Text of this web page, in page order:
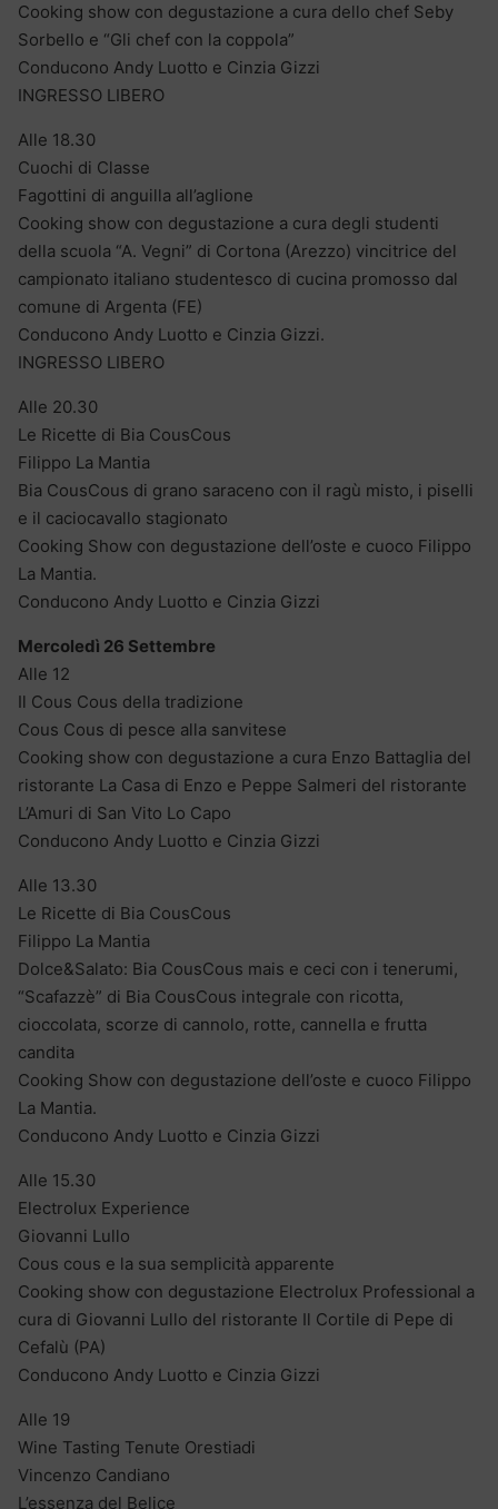
Cooking show con degustazione a cura dello chef Seby
Sorbello e “Gli chef con la coppola”
Conducono Andy Luotto e Cinzia Gizzi
INGRESSO LIBERO
Alle 18.30
Cuochi di Classe
Fagottini di anguilla all’aglione
Cooking show con degustazione a cura degli studenti
della scuola “A. Vegni” di Cortona (Arezzo) vincitrice del
campionato italiano studentesco di cucina promosso dal
comune di Argenta (FE)
Conducono Andy Luotto e Cinzia Gizzi.
INGRESSO LIBERO
Alle 20.30
Le Ricette di Bia CousCous
Filippo La Mantia
Bia CousCous di grano saraceno con il ragù misto, i piselli
e il caciocavallo stagionato
Cooking Show con degustazione dell’oste e cuoco Filippo
La Mantia.
Conducono Andy Luotto e Cinzia Gizzi
Mercoledì 26 Settembre
Alle 12
Il Cous Cous della tradizione
Cous Cous di pesce alla sanvitese
Cooking show con degustazione a cura Enzo Battaglia del
ristorante La Casa di Enzo e Peppe Salmeri del ristorante
L’Amuri di San Vito Lo Capo
Conducono Andy Luotto e Cinzia Gizzi
Alle 13.30
Le Ricette di Bia CousCous
Filippo La Mantia
Dolce&Salato: Bia CousCous mais e ceci con i tenerumi,
“Scafazzè” di Bia CousCous integrale con ricotta,
cioccolata, scorze di cannolo, rotte, cannella e frutta
candita
Cooking Show con degustazione dell’oste e cuoco Filippo
La Mantia.
Conducono Andy Luotto e Cinzia Gizzi
Alle 15.30
Electrolux Experience
Giovanni Lullo
Cous cous e la sua semplicità apparente
Cooking show con degustazione Electrolux Professional a
cura di Giovanni Lullo del ristorante Il Cortile di Pepe di
Cefalù (PA)
Conducono Andy Luotto e Cinzia Gizzi
Alle 19
Wine Tasting Tenute Orestiadi
Vincenzo Candiano
L’essenza del Belice